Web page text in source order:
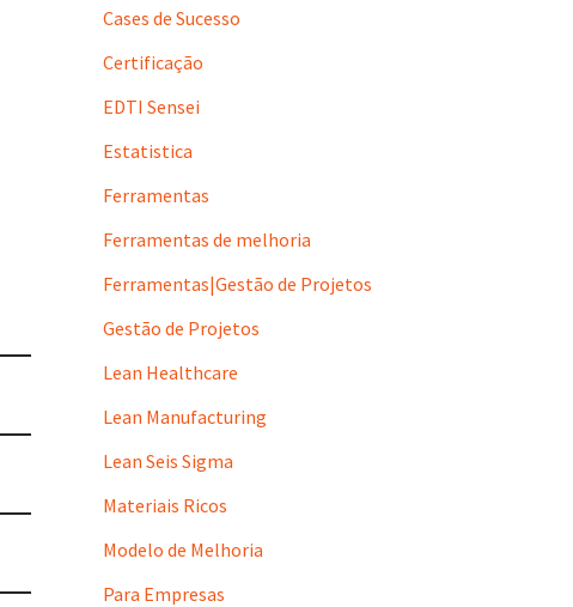
Cases de Sucesso
Certificação
EDTI Sensei
Estatistica
Ferramentas
Ferramentas de melhoria
Ferramentas|Gestão de Projetos
Gestão de Projetos
Lean Healthcare
Lean Manufacturing
Lean Seis Sigma
Materiais Ricos
Modelo de Melhoria
Para Empresas